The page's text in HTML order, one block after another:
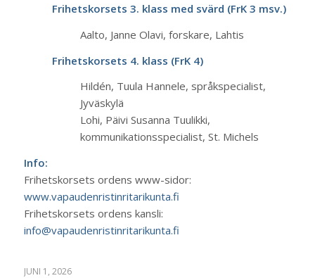
Frihetskorsets 3. klass med svärd (FrK 3 msv.)
Aalto, Janne Olavi, forskare, Lahtis
Frihetskorsets 4. klass (FrK 4)
Hildén, Tuula Hannele, språkspecialist,
Jyväskylä
Lohi, Päivi Susanna Tuulikki,
kommunikationsspecialist, St. Michels
Info:
Frihetskorsets ordens www-sidor:
www.vapaudenristinritarikunta.fi
Frihetskorsets ordens kansli:
info@vapaudenristinritarikunta.fi
JUNI 1, 2026